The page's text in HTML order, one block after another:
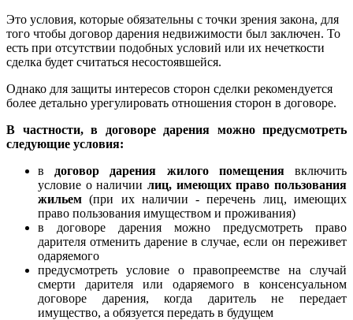
Это условия, которые обязательны с точки зрения закона, для
того чтобы договор дарения недвижимости был заключен. То
есть при отсутствии подобных условий или их нечеткости
сделка будет считаться несостоявшейся.
Однако для защиты интересов сторон сделки рекомендуется
более детально урегулировать отношения сторон в договоре.
В частности, в договоре дарения можно предусмотреть
следующие условия:
в договор дарения жилого помещениявключить
условие о наличии лиц, имеющих право пользования
жильем (при их наличии - перечень лиц, имеющих
право пользования имуществом и проживания)
в договоре дарения можно предусмотреть право
дарителя отменить дарение в случае, если он переживет
одаряемого
предусмотреть условие о правопреемстве на случай
смерти дарителя или одаряемого в консенсуальном
договоре дарения, когда даритель не передает
имущество, а обязуется передать в будущем